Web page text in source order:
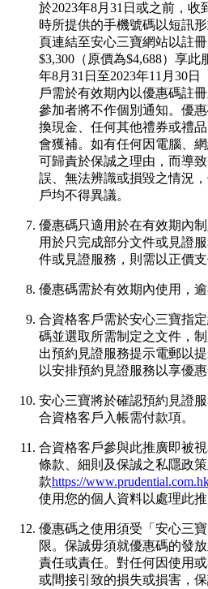
於2023年8月31日或之前，
時所提供的手機號碼以短訊
頁連結至安心三寶網站以註
$3,300（原價為$4,688）享
年8月31日至2023年11月30
戶需於有效期內以優惠碼註
參加者將不作個別通知。優
換現金、任何其他禮券或禮
會獲補。如有任何因電腦、
可歸責於保誠之理由，而導
誤、無法辨識或損毀之情況
戶均不得異議。
優惠碼只適用於在有效期內
用於只完成部分文件或見證
件或見證服務，則需以正價支
優惠碼需於有效期內使用，
合資格客戶需於安心三寶指
碼並選取所需制定之文件，
出預約見證服務提示電郵以
以安排預約見證服務以享優惠
安心三寶將於確認預約見證
合資格客戶入帳需付款項。
合資格客戶參與此推廣即被
條款、細則及保誠之私隱政
款https://
使用您的個人資料以處理此推
優惠碼之使用須受「安心三
限。保誠毋須就優惠碼的發
責任或責任。對任何因使用
或間接引致的損失或損害，